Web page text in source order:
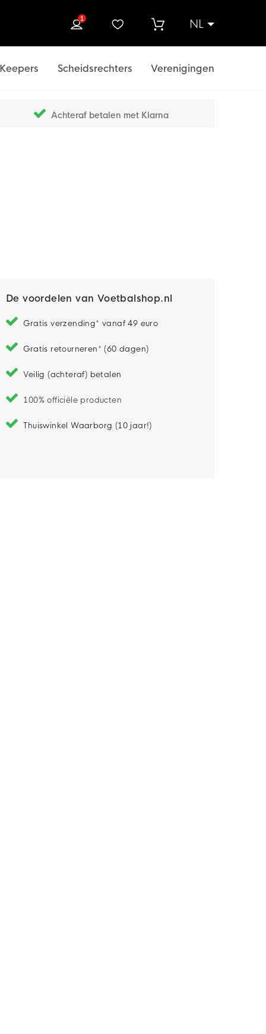
NL
1
Keepers Scheidsrechters Verenigingen
Achteraf betalen met Klarna
De voordelen van Voetbalshop.nl
Gratis verzending* vanaf 49 euro
Gratis retourneren* (60 dagen)
Veilig (achteraf) betalen
100% officiële producten
Thuiswinkel Waarborg (10 jaar!)